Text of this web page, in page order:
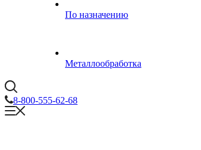
По назначению
Металлообработка
8-800-555-62-68